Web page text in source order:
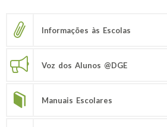
Informações às Escolas
Voz dos Alunos @DGE
Manuais Escolares